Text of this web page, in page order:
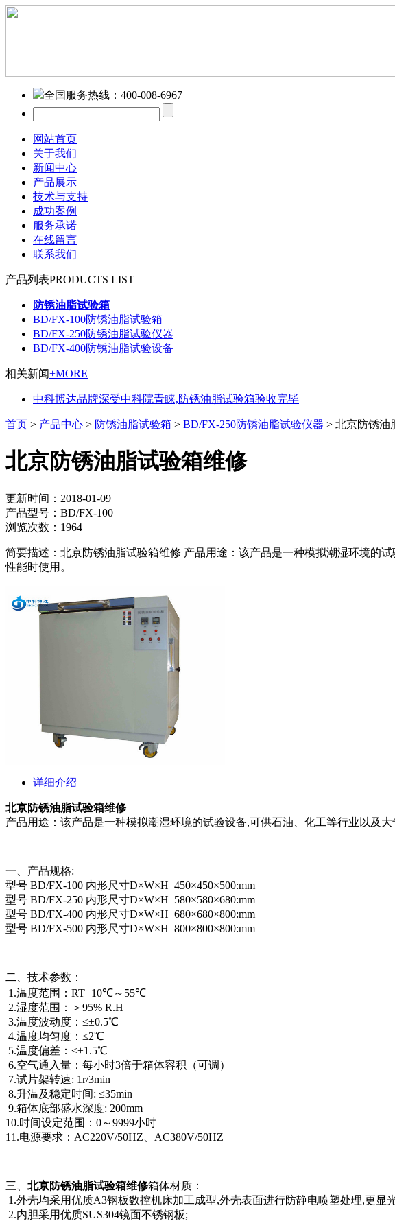
全国服务热线： 400-008-6967
网站首页
关于我们
新闻中心
产品展示
技术与支持
成功案例
服务承诺
在线留言
联系我们
产品列表PRODUCTS LIST
防锈油脂试验箱
BD/FX-100防锈油脂试验箱
BD/FX-250防锈油脂试验仪器
BD/FX-400防锈油脂试验设备
相关新闻+MORE
中科博达品牌深受中科院青睐,防锈油脂试验箱验收完毕
首页 > 产品中心 > 防锈油脂试验箱 > BD/FX-250防锈油脂试验仪器 > 北京防锈油
北京防锈油脂试验箱维修
更新时间：2018-01-09
产品型号：BD/FX-100
浏览次数：1964
简要描述：北京防锈油脂试验箱维修 产品用途：该产品是一种模拟潮湿环境的
性能时使用。
详细介绍
北京防锈油脂试验箱维修
产品用途：该产品是一种模拟潮湿环境的试验设备,可供石油、化工等行业以及
一、产品规格:
型号 BD/FX-100 内形尺寸D×W×H 450×450×500:mm
型号 BD/FX-250 内形尺寸D×W×H 580×580×680:mm
型号 BD/FX-400 内形尺寸D×W×H 680×680×800:mm
型号 BD/FX-500 内形尺寸D×W×H 800×800×800:mm
二、技术参数：
1.温度范围：RT+10℃～55℃
2.湿度范围：＞95% R.H
3.温度波动度：≤±0.5℃
4.温度均匀度：≤2℃
5.温度偏差：≤±1.5℃
6.空气通入量：每小时3倍于箱体容积（可调）
7.试片架转速: 1r/3min
8.升温及稳定时间: ≤35min
9.箱体底部盛水深度: 200mm
10.时间设定范围：0～9999小时
11.电源要求：AC220V/50HZ、AC380V/50HZ
三、 北京防锈油脂试验箱维修箱体材质：
1.外壳均采用优质A3钢板数控机床加工成型,外壳表面进行防静电喷塑处理,更显
2.内胆采用优质SUS304镜面不锈钢板;